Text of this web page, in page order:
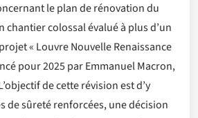
le plan de rénovation du
chantier colossal évalué à plus d’un
« Louvre Nouvelle Renaissance
pour 2025 par Emmanuel Macron,
de cette révision est d’y
de sûreté renforcées, une décision